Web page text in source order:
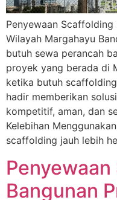
Penyewaan Scaffolding
Wilayah Margahayu
butuh sewa perancah
proyek yang berada di
ketika butuh
hadir memberikan
kompetitif, aman, dan
Kelebihan
scaffolding jauh lebih
Bangunan